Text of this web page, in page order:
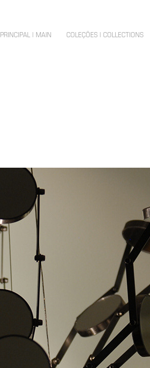
PRINCIPAL | MAIN COLEÇÕES | COLLECTIONS